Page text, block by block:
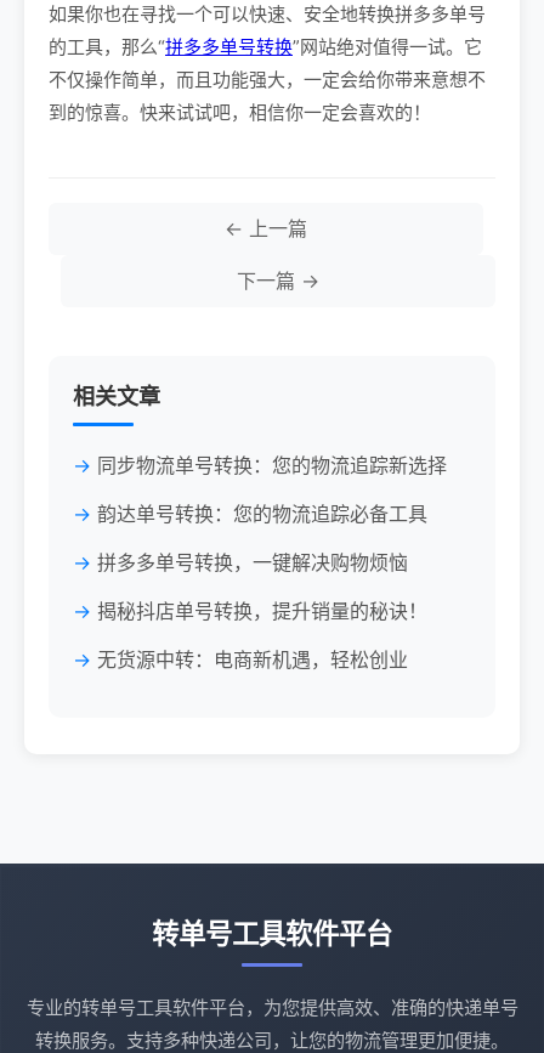
如果你也在寻找一个可以快速、安全地转换拼多多单号
的工具，那么“拼多多单号转换”网站绝对值得一试。它
不仅操作简单，而且功能强大，一定会给你带来意想不
到的惊喜。快来试试吧，相信你一定会喜欢的！
← 上一篇
下一篇 →
相关文章
同步物流单号转换：您的物流追踪新选择
韵达单号转换：您的物流追踪必备工具
拼多多单号转换，一键解决购物烦恼
揭秘抖店单号转换，提升销量的秘诀！
无货源中转：电商新机遇，轻松创业
转单号工具软件平台
专业的转单号工具软件平台，为您提供高效、准确的快递单号
转换服务。支持多种快递公司，让您的物流管理更加便捷。